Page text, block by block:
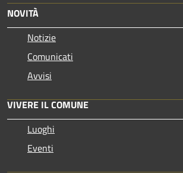
NOVITÀ
Notizie
Comunicati
Avvisi
VIVERE IL COMUNE
Luoghi
Eventi